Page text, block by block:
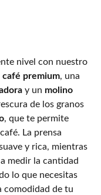
nivel con nuestro
café premium, una
y un molino
de los granos
, que te permite
La prensa
y rica, mientras
medir la cantidad
lo que necesitas
comodidad de tu